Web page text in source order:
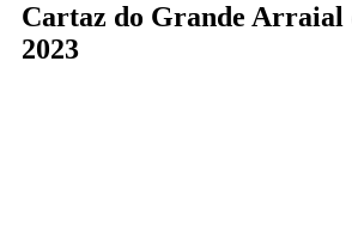
Cartaz do Grande Arraial
2023